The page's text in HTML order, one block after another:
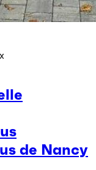
de Nancy